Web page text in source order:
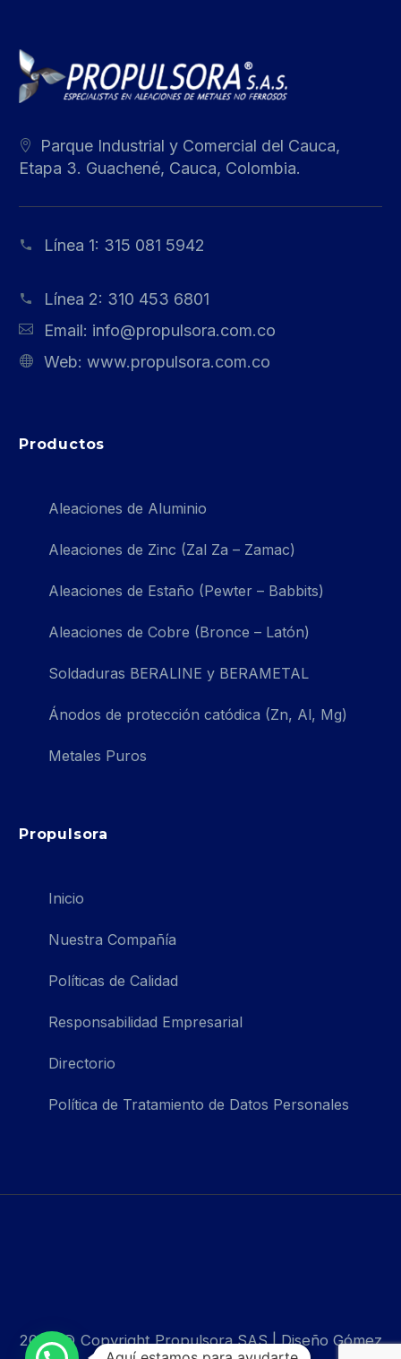
Parque Industrial y Comercial del Cauca,
Etapa 3. Guachené, Cauca, Colombia.
Línea 1: 315 081 5942
Línea 2: 310 453 6801
Email: info@propulsora.com.co
Web: www.propulsora.com.co
Productos
Aleaciones de Aluminio
Aleaciones de Zinc (Zal Za – Zamac)
Aleaciones de Estaño (Pewter – Babbits)
Aleaciones de Cobre (Bronce – Latón)
Soldaduras BERALINE y BERAMETAL
Ánodos de protección catódica (Zn, Al, Mg)
Metales Puros
Propulsora
Inicio
Nuestra Compañía
Políticas de Calidad
Responsabilidad Empresarial
Directorio
Política de Tratamiento de Datos Personales
2022 © Copyright Propulsora SAS | Diseño Gómez